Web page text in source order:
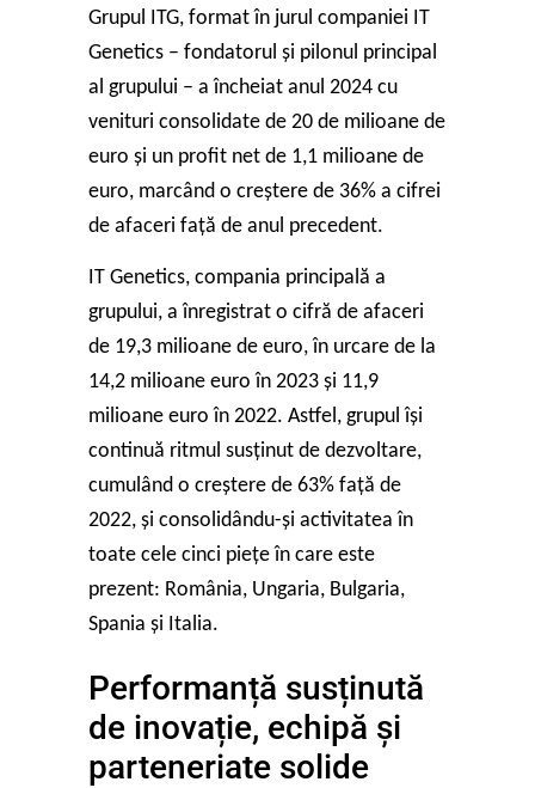
Grupul ITG, format în jurul companiei IT
Genetics – fondatorul și pilonul principal
al grupului – a încheiat anul 2024 cu
venituri consolidate de 20 de milioane de
euro și un profit net de 1,1 milioane de
euro, marcând o creștere de 36% a cifrei
de afaceri față de anul precedent.
IT Genetics, compania principală a
grupului, a înregistrat o cifră de afaceri
de 19,3 milioane de euro, în urcare de la
14,2 milioane euro în 2023 și 11,9
milioane euro în 2022. Astfel, grupul își
continuă ritmul susținut de dezvoltare,
cumulând o creștere de 63% față de
2022, și consolidându-și activitatea în
toate cele cinci piețe în care este
prezent: România, Ungaria, Bulgaria,
Spania și Italia.
Performanță susținută
de inovație, echipă și
parteneriate solide